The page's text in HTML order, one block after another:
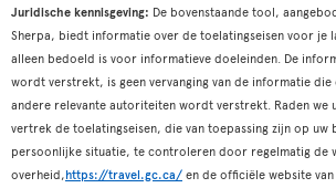
Juridische kennisgeving: De bovenstaande tool,
Sherpa, biedt informatie over de toelatingseisen voor je
alleen bedoeld is voor informatieve doeleinden. De
wordt verstrekt, is geen vervanging van de informatie
andere relevante autoriteiten wordt verstrekt. Raden we
vertrek de toelatingseisen, die van toepassing zijn op uw
persoonlijke situatie, te controleren door regelmatig de
overheid,https://travel.gc.ca/ en de officiële website